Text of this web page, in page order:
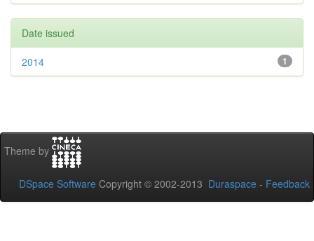
Date issued
1
2014
Theme by
DSpace Software Copyright © 2002-2013 Duraspace - Feedback